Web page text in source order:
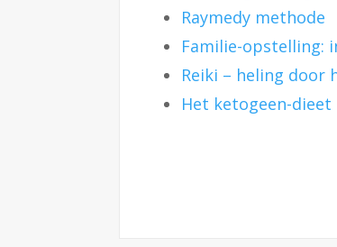
Raymedy methode
Familie-opstelling:
Reiki – heling door
Het ketogeen-dieet